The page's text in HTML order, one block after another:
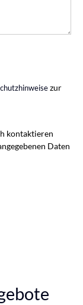
zur
kontaktieren
Daten